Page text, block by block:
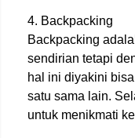
4. Backpacking
Backpacking
sendirian tetapi
hal ini diyakini
satu sama lain.
untuk menikmati